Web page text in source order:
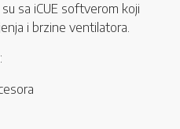
sa iCUE softverom koji
i brzine ventilatora.